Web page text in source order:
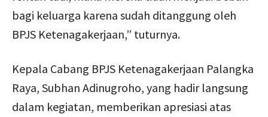
bagi keluarga karena sudah ditanggung oleh
BPJS Ketenagakerjaan,” tuturnya.
Kepala Cabang BPJS Ketenagakerjaan Palangka
Raya, Subhan Adinugroho, yang hadir langsung
dalam kegiatan, memberikan apresiasi atas